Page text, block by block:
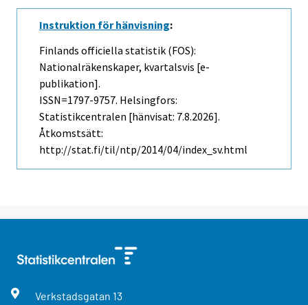
Instruktion för hänvisning:
Finlands officiella statistik (FOS):
Nationalräkenskaper, kvartalsvis [e-
publikation].
ISSN=1797-9757. Helsingfors:
Statistikcentralen [hänvisat: 7.8.2026].
Åtkomstsätt:
http://stat.fi/til/ntp/2014/04/index_sv.html
Verkstadsgatan 13